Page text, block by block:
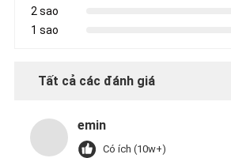
2 sao
1 sao
Tất cả các đánh giá
emin
Có ích (10w+)